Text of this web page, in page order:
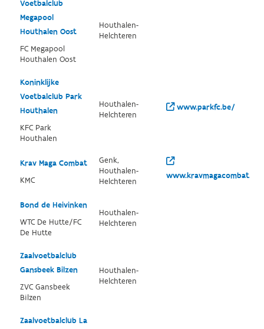
Voetbalclub
Megapool
Houthalen Oost
FC Megapool
Houthalen Oost
Houthalen-
Helchteren
Koninklijke
Voetbalclub Park
Houthalen
KFC Park
Houthalen
Houthalen-
Helchteren
www.parkfc.be/
Krav Maga Combat
KMC
Genk,
Houthalen-
Helchteren
www.kravmagacombat.be/
Bond de Heivinken
WTC De Hutte/FC
De Hutte
Houthalen-
Helchteren
Zaalvoetbalclub
Gansbeek Bilzen
ZVC Gansbeek
Bilzen
Houthalen-
Helchteren
Zaalvoetbalclub La